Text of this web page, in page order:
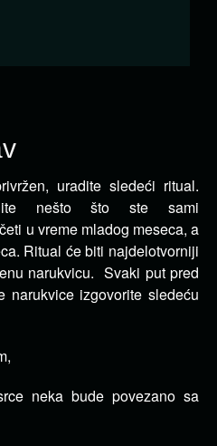
uradite sledeći ritual.
nešto što ste sami
u vreme mladog meseca, a
Ritual će biti najdelotvorniji
narukvicu. Svaki put pred
narukvice izgovorite sledeću
neka bude povezano sa